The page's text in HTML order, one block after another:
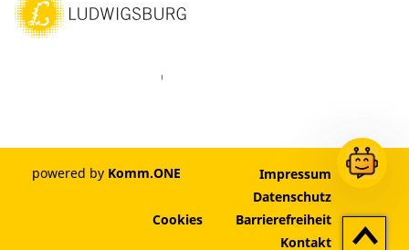
LinkedIn
powered by Komm.ONE
Impressum
Datenschutz
Cookies
Barrierefreiheit
Kontakt
Zum